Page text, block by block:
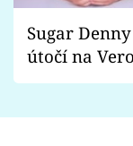
Sugar
útočí na
Proč je